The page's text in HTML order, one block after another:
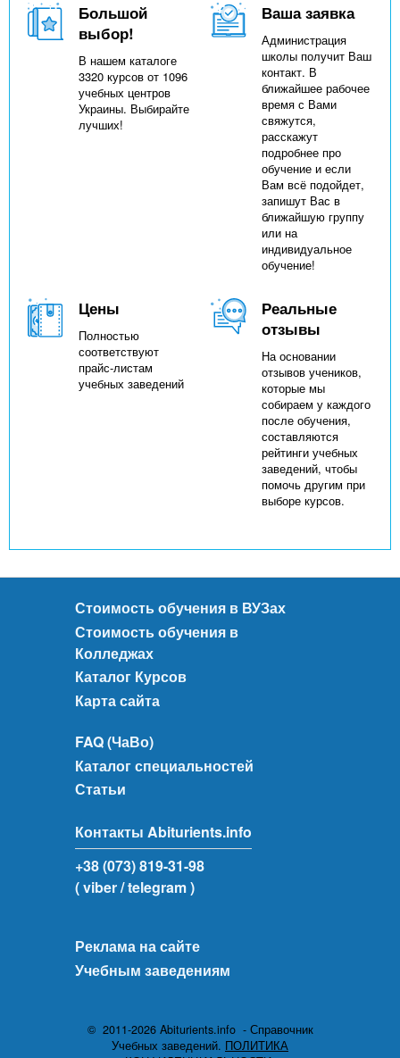
Большой
выбор!
В нашем каталоге
3320 курсов от 1096
учебных центров
Украины. Выбирайте
лучших!
Ваша заявка
Администрация
школы получит Ваш
контакт. В
ближайшее рабочее
время с Вами
свяжутся,
расскажут
подробнее про
обучение и если
Вам всё подойдет,
запишут Вас в
ближайшую группу
или на
индивидуальное
обучение!
Цены
Полностью
соответствуют
прайс-листам
учебных заведений
Реальные
отзывы
На основании
отзывов учеников,
которые мы
собираем у каждого
после обучения,
составляются
рейтинги учебных
заведений, чтобы
помочь другим при
выборе курсов.
Стоимость обучения в ВУЗах
Стоимость обучения в
Колледжах
Каталог Курсов
Карта сайта
FAQ (ЧаВо)
Каталог специальностей
Статьи
Контакты Abiturients.info
+38 (073) 819-31-98
( viber/ telegram )
Реклама на сайте
Учебным заведениям
© 2011-2026 Abiturients.info - Справочник
Учебных заведений. ПОЛИТИКА